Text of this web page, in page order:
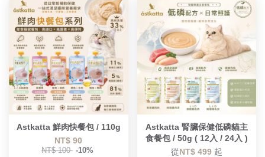
Astkatta 鮮肉快餐包 / 110g
NT$ 90
NT$ 100 -10%
Astkatta 腎臟保健低磷貓主
食餐包 / 50g ( 12入 / 24入 )
從NT$ 499 起